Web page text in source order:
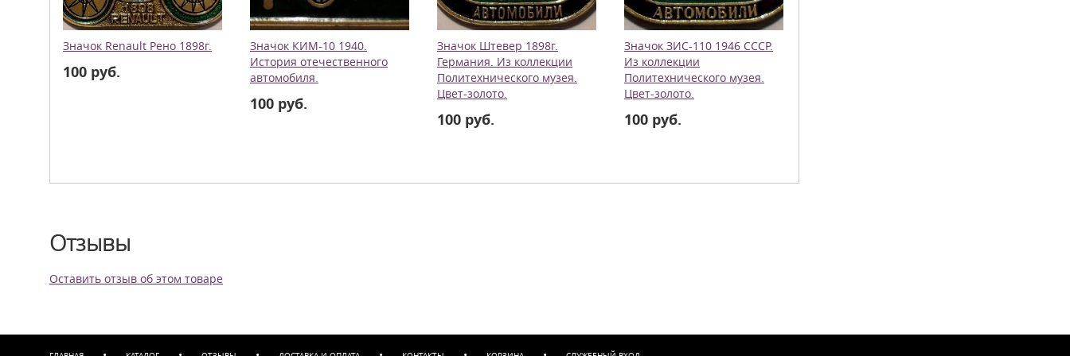
Значок Renault Рено 1898г.
100 руб.
Значок КИМ-10 1940.
История отечественного
автомобиля.
100 руб.
Значок Штевер 1898г.
Германия. Из коллекции
Политехнического музея.
Цвет-золото.
100 руб.
Значок ЗИС-110 1946 СССР.
Из коллекции
Политехнического музея.
Цвет-золото.
100 руб.
Отзывы
Оставить отзыв об этом товаре